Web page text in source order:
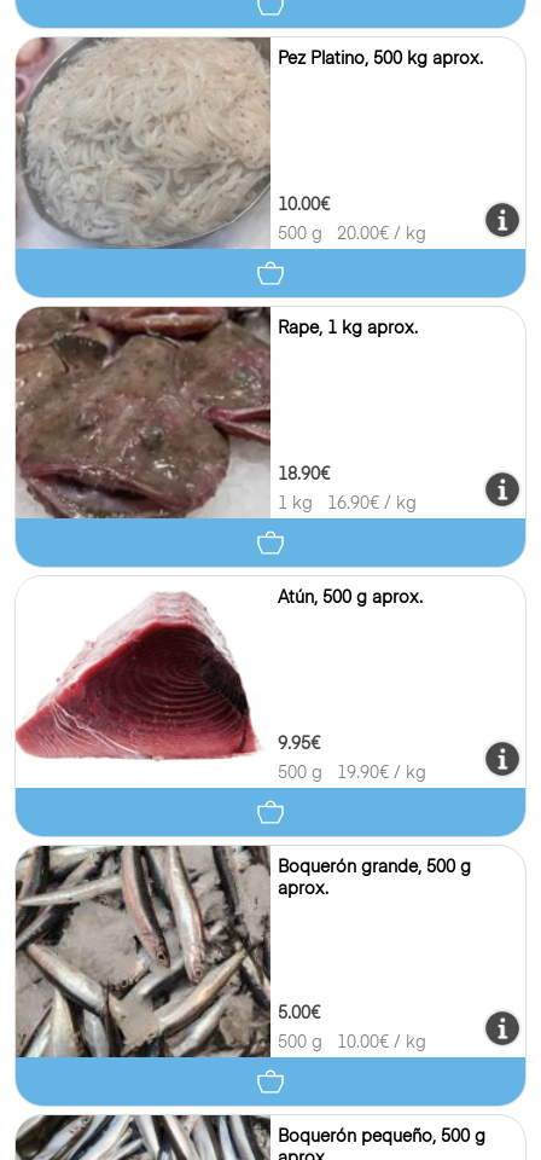
Pez Platino, 500 kg aprox.
10.00€
500 g
20.00€ / kg
Rape, 1 kg aprox.
18.90€
1 kg
16.90€ / kg
Atún, 500 g aprox.
9.95€
500 g
19.90€ / kg
Boquerón grande, 500 g
aprox.
5.00€
500 g
10.00€ / kg
Boquerón pequeño, 500 g